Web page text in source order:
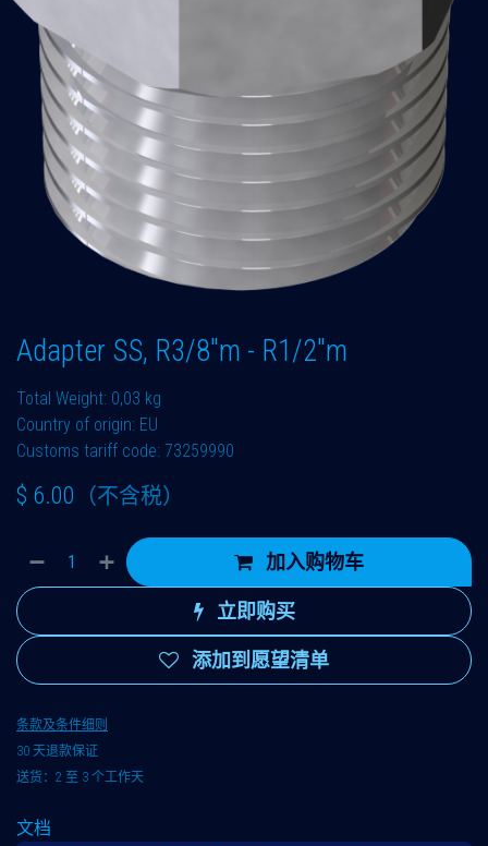
Adapter SS, R3/8"m - R1/2"m
Total Weight: 0,03 kg
Country of origin: EU
Customs tariff code: 73259990
$ 6.00 （不含税）
加入购物车
立即购买
添加到愿望清单
条款及条件细则
30 天退款保证
送货：2 至 3 个工作天
文档